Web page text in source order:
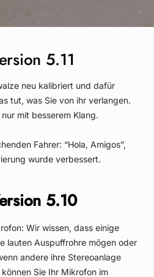
5.11
neu kalibriert und dafür
tut, was Sie von ihr verlangen.
mit besserem Klang.
Fahrer: “Hola, Amigos”,
wurde verbessert.
5.10
Wir wissen, dass einige
lauten Auspuffrohre mögen oder
andere ihre Stereoanlage
Sie Ihr Mikrofon im